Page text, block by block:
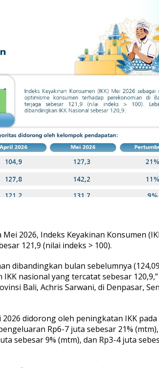
Mei 2026, Indeks Keyakinan Konsumen
121,9 (nilai indeks > 100).
dibandingkan bulan sebelumnya
nasional yang tercatat sebesar
Bali, Achris Sarwani, di Denpasar,
didorong oleh peningkatan IKK pada
Rp6-7 juta sebesar 21%
sebesar 9% (mtm), dan Rp3-4 juta